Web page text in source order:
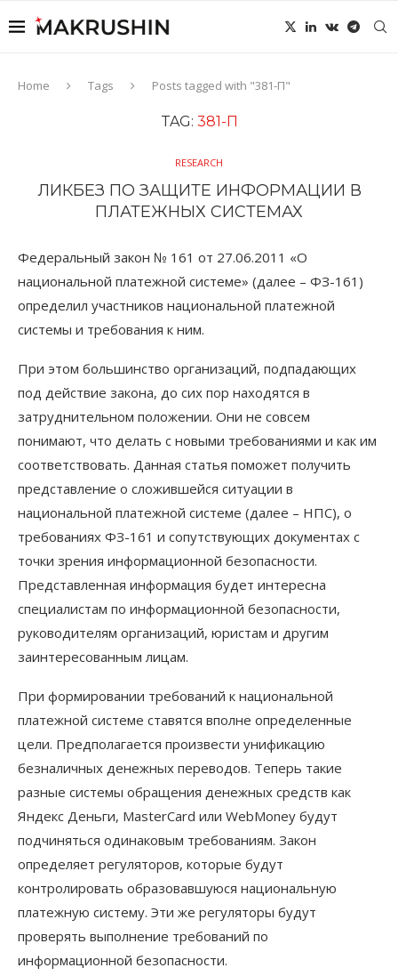
Home Tags Posts tagged with "381-П"
TAG: 381-П
RESEARCH
ЛИКБЕЗ ПО ЗАЩИТЕ ИНФОРМАЦИИ В
ПЛАТЕЖНЫХ СИСТЕМАХ
Федеральный закон № 161 от 27.06.2011 «О
национальной платежной системе» (далее – ФЗ-161)
определил участников национальной платежной
системы и требования к ним.
При этом большинство организаций, подпадающих
под действие закона, до сих пор находятся в
затруднительном положении. Они не совсем
понимают, что делать с новыми требованиями и как им
соответствовать. Данная статья поможет получить
представление о сложившейся ситуации в
национальной платежной системе (далее – НПС), о
требованиях ФЗ-161 и сопутствующих документах с
точки зрения информационной безопасности.
Представленная информация будет интересна
специалистам по информационной безопасности,
руководителям организаций, юристам и другим
заинтересованным лицам.
При формировании требований к национальной
платежной системе ставятся вполне определенные
цели. Предполагается произвести унификацию
безналичных денежных переводов. Теперь такие
разные системы обращения денежных средств как
Яндекс Деньги, MasterCard или WebMoney будут
подчиняться одинаковым требованиям. Закон
определяет регуляторов, которые будут
контролировать образовавшуюся национальную
платежную систему. Эти же регуляторы будут
проверять выполнение требований по
информационной безопасности.